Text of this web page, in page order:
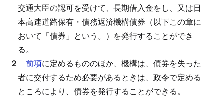
交通大臣の認可を受けて、長期借入金をし、又は日
本高速道路保有・債務返済機構債券（以下この章に
おいて「債券」という。）を発行することができ
る。
２ 前項に定めるもののほか、機構は、債券を失った
者に交付するため必要があるときは、政令で定める
ところにより、債券を発行することができる。